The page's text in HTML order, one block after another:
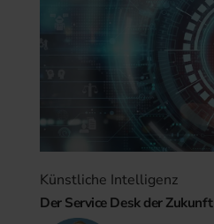
Künstliche Intelligenz
Der Service Desk der Zukunft